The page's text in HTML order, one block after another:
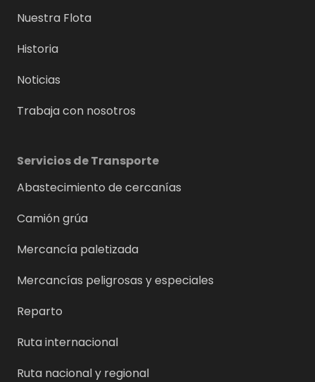
Nuestra Flota
Historia
Noticias
Trabaja con nosotros
Servicios de Transporte
Abastecimiento de cercanías
Camión grúa
Mercancía paletizada
Mercancías peligrosas y especiales
Reparto
Ruta internacional
Ruta nacional y regional